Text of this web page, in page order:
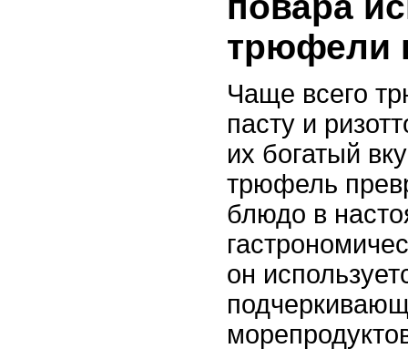
трюфели
Чаще всего
пасту и
их богатый
трюфель
блюдо в
он